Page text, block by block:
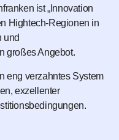
ist „Innovation
Hightech-Regionen in
und
großes Angebot.
eng verzahntes System
exzellenter